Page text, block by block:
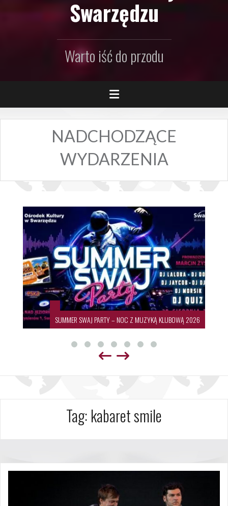
Swarzędzu
Warto iść do przodu
NADCHODZĄCE
WYDARZENIA
SUMMER SWAJ PARTY – NOC Z MUZYKĄ KLUBOWĄ 2026
Tag: kabaret smile